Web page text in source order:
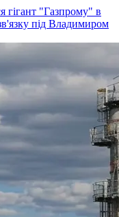
гігант "Газпрому" в
під Владимиром